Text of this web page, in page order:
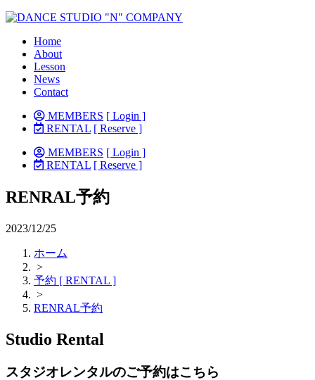
Home
About
Lesson
News
Contact
MEMBERS [ Login ]
RENTAL [ Reserve ]
MEMBERS [ Login ]
RENTAL [ Reserve ]
RENRAL予約
2023/12/25
ホーム
>
予約 [ RENTAL ]
>
RENRAL予約
Studio Rental
スタジオレンタルのご予約はこちら